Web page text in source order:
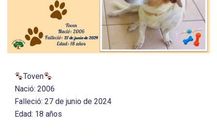
Toven
Nació: 2006
Falleció: 27 de junio de 2024
Edad: 18 años